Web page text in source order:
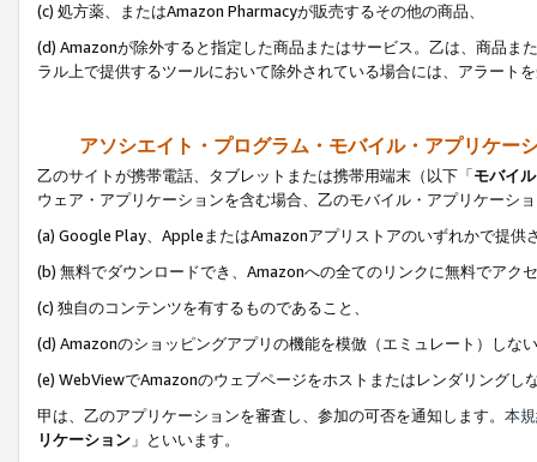
(c) 処方薬、またはAmazon Pharmacyが販売するその他の商品、
(d) Amazonが除外すると指定した商品またはサービス。乙は、商品ま
ラル上で提供するツールにおいて除外されている場合には、アラート
アソシエイト・プログラム・モバイル・アプリケー
乙のサイトが携帯電話、タブレットまたは携帯用端末（以下「モバイ
ウェア・アプリケーションを含む場合、乙のモバイル・アプリケーシ
(a) Google Play、AppleまたはAmazonアプリストアのいずれかで提供
(b) 無料でダウンロードでき、Amazonへの全てのリンクに無料でアク
(c) 独自のコンテンツを有するものであること、
(d) Amazonのショッピングアプリの機能を模倣（エミュレート）しな
(e) WebViewでAmazonのウェブページをホストまたはレンダリングし
甲は、乙のアプリケーションを審査し、参加の可否を通知します。 本
リケーション 」といいます。